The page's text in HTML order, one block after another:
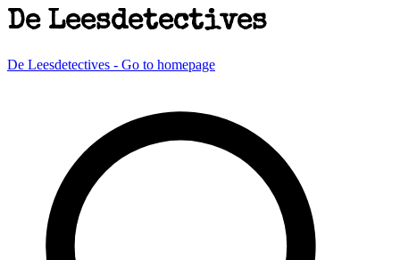
De Leesdetectives
De Leesdetectives - Go to homepage